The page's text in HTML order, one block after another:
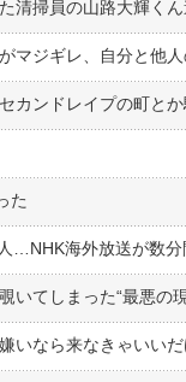
清掃員の山路大輝く
マジギレ、自分と他
ンドレイプの町と
た
…NHK海外放送が数分
てしまった“最悪の現